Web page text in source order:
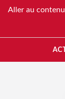
Aller au contenu